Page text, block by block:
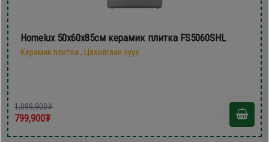
Homelux 50х60х85см керамик плитка FS5060SHL
Керамик плитка , Цахилгаан зуух
1,099,900₮
799,900₮